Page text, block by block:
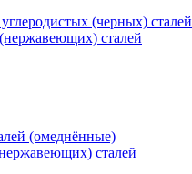
(черных) сталей
сталей
(омеднённые)
сталей